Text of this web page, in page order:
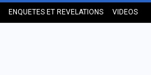
ENQUETES ET REVELATIONS VIDEOS